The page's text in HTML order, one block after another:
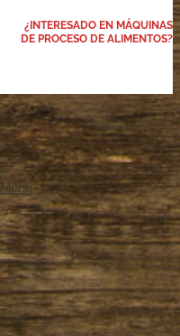
¿INTERESADO EN MÁQUINAS
DE PROCESO DE ALIMENTOS?